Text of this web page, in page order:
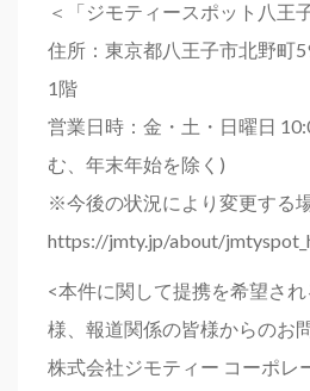
＜「ジモティースポット八王
住所：東京都八王子市北野町
1階
営業日時：金・土・日曜日
む、年末年始を除く)
※今後の状況により変更する
https://jmty.jp/about/
<本件に関して提携を希望さ
様、報道関係の皆様からのお
株式会社ジモティー コーポ